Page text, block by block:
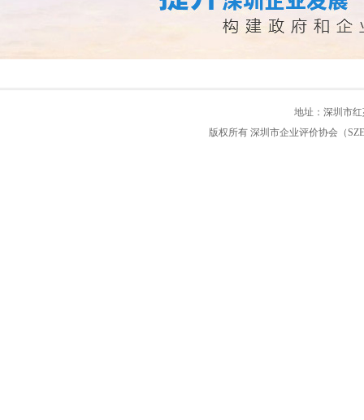
地址：深圳市红
版权所有 深圳市企业评价协会（